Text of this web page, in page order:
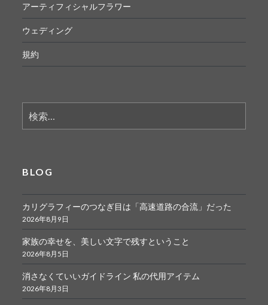
アーティフィシャルフラワー
ウェディング
規約
索:
BLOG
カリグラフィーのつなぎ目は「高速道路の合流」だった
2026年8月9日
家族の幸せを、美しい文字で残すということ
2026年8月5日
消さなくていいガイドライン 私の代用アイテム
2026年8月3日